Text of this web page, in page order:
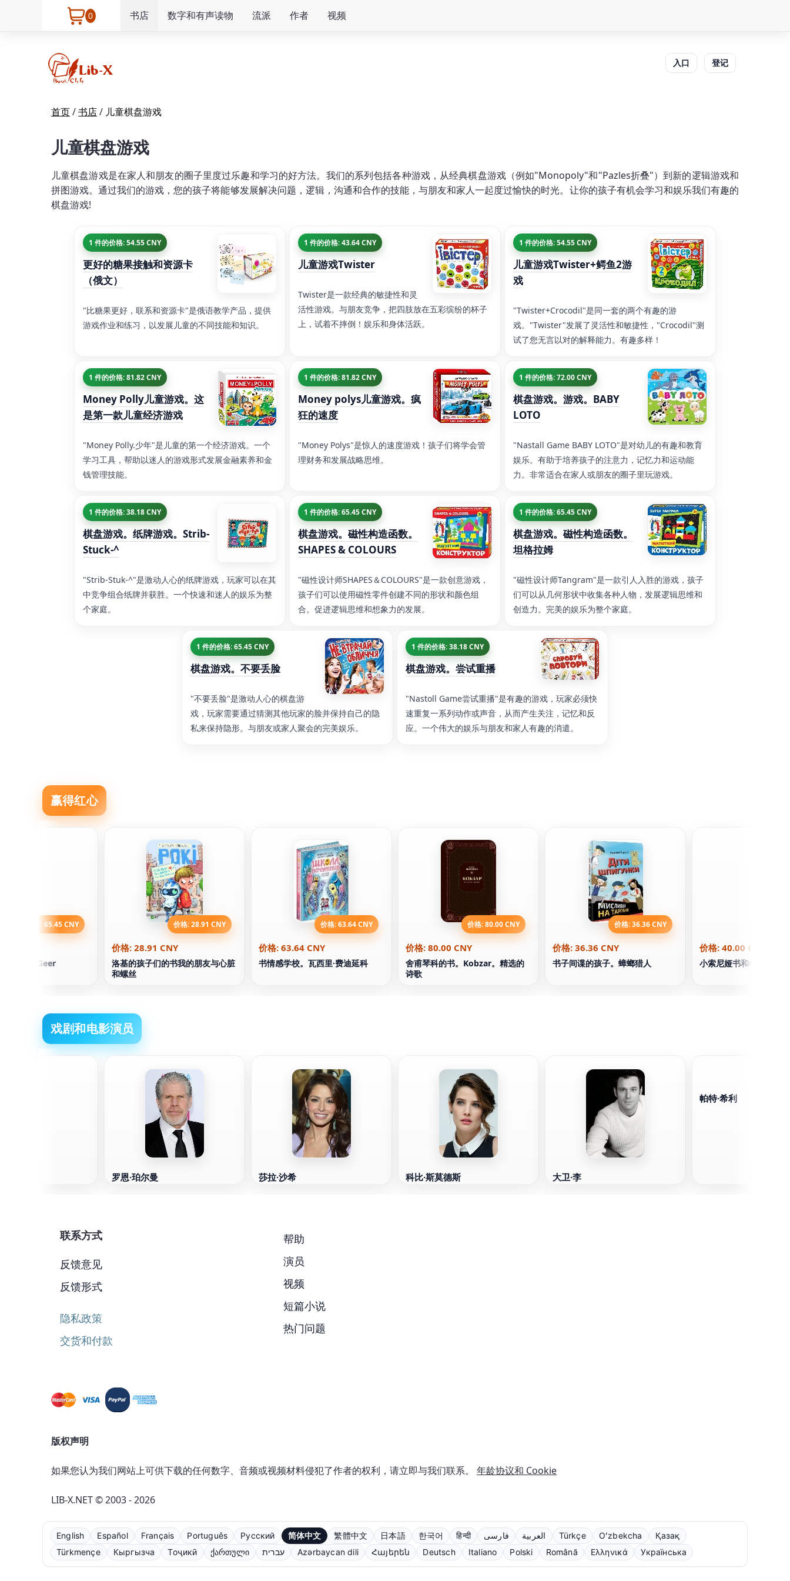
0 书店 数字和有声读物 流派 作者 视频
入口 登记
首页/书店/ 儿童棋盘游戏
儿童棋盘游戏
儿童棋盘游戏是在家人和朋友的圈子里度过乐趣和学习的好方法。我们的系列包括各种游戏，从经典棋盘游戏（例如"Monopoly"和"Pazles折叠"）到新的逻辑游戏和
拼图游戏。通过我们的游戏，您的孩子将能够发展解决问题，逻辑，沟通和合作的技能，与朋友和家人一起度过愉快的时光。让你的孩子有机会学习和娱乐我们有趣的
棋盘游戏!
1 件的价格: 54.55 CNY
更好的糖果接触和资源卡
（俄文）
"比糖果更好，联系和资源卡"是俄语教学产品，提供
游戏作业和练习，以发展儿童的不同技能和知识。
1 件的价格: 43.64 CNY
儿童游戏Twister
Twister是一款经典的敏捷性和灵
活性游戏。与朋友竞争，把四肢放在五彩缤纷的杯子
上，试着不摔倒！娱乐和身体活跃。
1 件的价格: 54.55 CNY
儿童游戏Twister+鳄鱼2游
戏
"Twister+Crocodil"是同一套的两个有趣的游
戏。"Twister"发展了灵活性和敏捷性，"Crocodil"测
试了您无言以对的解释能力。有趣多样！
1 件的价格: 81.82 CNY
Money Polly儿童游戏。这
是第一款儿童经济游戏
"Money Polly.少年"是儿童的第一个经济游戏。一个
学习工具，帮助以迷人的游戏形式发展金融素养和金
钱管理技能。
1 件的价格: 81.82 CNY
Money polys儿童游戏。疯
狂的速度
"Money Polys"是惊人的速度游戏！孩子们将学会管
理财务和发展战略思维。
1 件的价格: 72.00 CNY
棋盘游戏。游戏。BABY
LOTO
"Nastall Game BABY LOTO"是对幼儿的有趣和教育
娱乐。有助于培养孩子的注意力，记忆力和运动能
力。非常适合在家人或朋友的圈子里玩游戏。
1 件的价格: 38.18 CNY
棋盘游戏。纸牌游戏。Strib-
Stuck-^
"Strib-Stuk-^"是激动人心的纸牌游戏，玩家可以在其
中竞争组合纸牌并获胜。一个快速和迷人的娱乐为整
个家庭。
1 件的价格: 65.45 CNY
棋盘游戏。磁性构造函数。
SHAPES & COLOURS
"磁性设计师SHAPES＆COLOURS"是一款创意游戏，
孩子们可以使用磁性零件创建不同的形状和颜色组
合。促进逻辑思维和想象力的发展。
1 件的价格: 65.45 CNY
棋盘游戏。磁性构造函数。
坦格拉姆
"磁性设计师Tangram"是一款引人入胜的游戏，孩子
们可以从几何形状中收集各种人物，发展逻辑思维和
创造力。完美的娱乐为整个家庭。
1 件的价格: 65.45 CNY
棋盘游戏。不要丢脸
"不要丢脸"是激动人心的棋盘游
戏，玩家需要通过猜测其他玩家的脸并保持自己的隐
私来保持隐形。与朋友或家人聚会的完美娱乐。
1 件的价格: 38.18 CNY
棋盘游戏。尝试重播
"Nastoll Game尝试重播"是有趣的游戏，玩家必须快
速重复一系列动作或声音，从而产生关注，记忆和反
应。一个伟大的娱乐与朋友和家人有趣的消遣。
赢得红心
价格: 65.45 CNY
Kerstin Geer
价格: 28.91 CNY
价格: 28.91 CNY
洛基的孩子们的书我的朋友与心脏
和螺丝
价格: 63.64 CNY
价格: 63.64 CNY
书情感学校。瓦西里·费迪延科
价格: 80.00 CNY
价格: 80.00 CNY
舍甫琴科的书。Kobzar。精选的
诗歌
价格: 36.36 CNY
价格: 36.36 CNY
书子间谍的孩子。蟑螂猎人
价格: 40.00 CNY
小索尼娅书和冬季故事
戏剧和电影演员
罗恩·珀尔曼 莎拉·沙希 科比·斯莫德斯 大卫·李
帕特·希利
联系方式
反馈意见
反馈形式
隐私政策
交货和付款
帮助
演员
视频
短篇小说
热门问题
版权声明
如果您认为我们网站上可供下载的任何数字、音频或视频材料侵犯了作者的权利，请立即与我们联系。 年龄协议和 Cookie
LIB-X.NET © 2003 - 2026
English Español Français Português Русский 简体中文 繁體中文 日本語 한국어 हिन्दी فارسی العربية Türkçe Oʻzbekcha
Қазақ
Türkmençe
Кыргызча Тоҷикӣ ქართული עברית Azərbaycan dili Հայերեն Deutsch Italiano Polski Română Ελληνικά Українська